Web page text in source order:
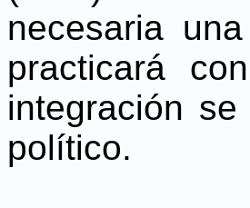
necesaria
practicará
integración
político.